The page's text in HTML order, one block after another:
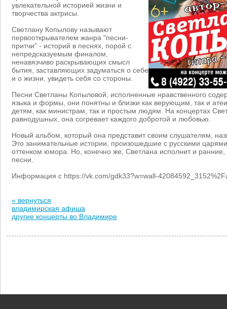
увлекательной историей жизни и
творчества актрисы.
Светлану Копылову называют
первооткрывателем жанра "песни-
притчи" - историй в песнях, порой с
непредсказуемым финалом,
ненавязчиво раскрывающих смысл
бытия, заставляющих задуматься о себе
и о жизни, увидеть себя со стороны.
Песни Светланы Копыловой, исполненные нравственного
языка и формы, они понятны и близки как верующим, так и
детям, как министрам, так и простым людям. На концертах
равнодушных, она согревает каждого добротой и любовью.
Новый альбом, который она представит своим слушателям,
Это занимательные истории, произошедшие с русскими
оттенком юмора. Но, конечно же, Светлана исполнит и
песни.
Информация с https://vk.com/gdk33?w=wall-
« вернуться
владимирская афиша
другие концерты во Владимире